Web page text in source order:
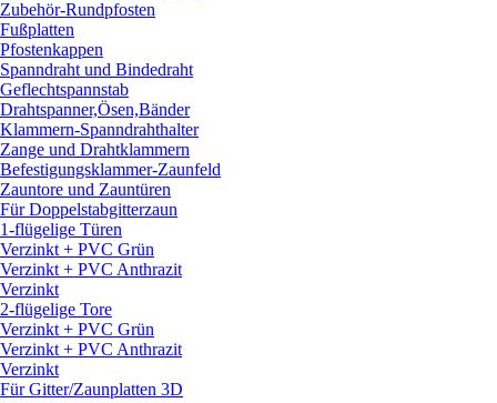
Zubehör-Rundpfosten
Fußplatten
Pfostenkappen
Spanndraht und Bindedraht
Geflechtspannstab
Drahtspanner,Ösen,Bänder
Klammern-Spanndrahthalter
Zange und Drahtklammern
Befestigungsklammer-Zaunfeld
Zauntore und Zauntüren
Für Doppelstabgitterzaun
1-flügelige Türen
Verzinkt + PVC Grün
Verzinkt + PVC Anthrazit
Verzinkt
2-flügelige Tore
Verzinkt + PVC Grün
Verzinkt + PVC Anthrazit
Verzinkt
Für Gitter/Zaunplatten 3D